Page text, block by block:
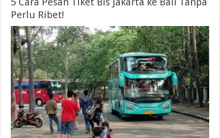
Perlu Ribet!